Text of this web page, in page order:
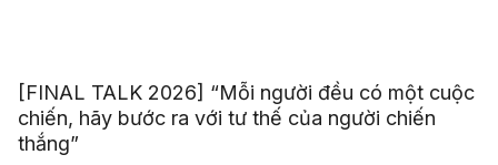
[FINAL TALK 2026] “Mỗi người đều có một cuộc
chiến, hãy bước ra với tư thế của người chiến
thắng”